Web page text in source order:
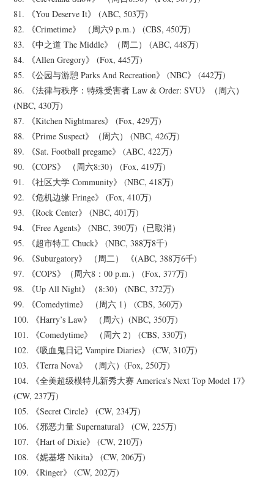
81. 《You Deserve It》 (ABC, 503万)
82. 《Crimetime》 （周六9 p.m.） (CBS, 450万)
83. 《中之道 The Middle》（周二） (ABC, 448万)
84. 《Allen Gregory》 (Fox, 445万)
85. 《公园与游憩 Parks And Recreation》 (NBC》 (442万)
86. 《法律与秩序：特殊受害者 Law & Order: SVU》（周六）
(NBC, 430万)
87. 《Kitchen Nightmares》 (Fox, 429万)
88. 《Prime Suspect》（周六） (NBC, 426万)
89. 《Sat. Football pregame》 (ABC, 422万)
90. 《COPS》 （周六8:30） (Fox, 419万)
91. 《社区大学 Community》 (NBC, 418万)
92. 《危机边缘 Fringe》 (Fox, 410万)
93. 《Rock Center》 (NBC, 401万)
94. 《Free Agents》 (NBC, 390万)（已取消）
95. 《超市特工 Chuck》 (NBC, 388万8千)
96. 《Suburgatory》 （周二） 《(ABC, 388万6千)
97. 《COPS》（周六8：00 p.m.） (Fox, 377万)
98. 《Up All Night》（8:30） (NBC, 372万)
99. 《Comedytime》 （周六 1） (CBS, 360万)
100. 《Harry’s Law》 （周六）(NBC, 350万)
101. 《Comedytime》 （周六 2） (CBS, 330万)
102. 《吸血鬼日记 Vampire Diaries》 (CW, 310万)
103. 《Terra Nova》 （周六）(Fox, 250万)
104. 《全美超级模特儿新秀大赛 America’s Next Top Model 17》
(CW, 237万)
105. 《Secret Circle》 (CW, 234万)
106. 《邪恶力量 Supernatural》 (CW, 225万)
107. 《Hart of Dixie》 (CW, 210万)
108. 《妮基塔 Nikita》 (CW, 206万)
109. 《Ringer》 (CW, 202万)